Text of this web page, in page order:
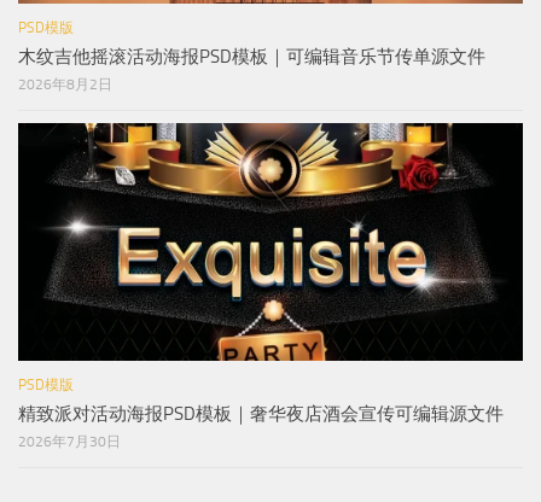
PSD模版
木纹吉他摇滚活动海报PSD模板｜可编辑音乐节传单源文件
2026年8月2日
PSD模版
精致派对活动海报PSD模板｜奢华夜店酒会宣传可编辑源文件
2026年7月30日